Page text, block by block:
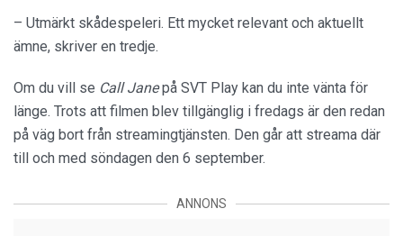
– Utmärkt skådespeleri. Ett mycket relevant och aktuellt
ämne, skriver en tredje.
Om du vill se Call Janepå SVT Play kan du inte vänta för
länge. Trots att filmen blev tillgänglig i fredags är den redan
på väg bort från streamingtjänsten. Den går att streama där
till och med söndagen den 6 september.
ANNONS